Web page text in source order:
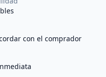
con el comprador